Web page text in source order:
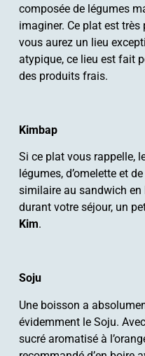
composée de légumes
imaginer. Ce plat est
vous aurez un lieu
atypique, ce lieu est fait
des produits frais.
Kimbap
Si ce plat vous rappelle,
légumes, d’omelette et
similaire au sandwich en
durant votre séjour, un
Kim.
Soju
Une boisson a
évidemment le Soju.
sucré aromatisé à